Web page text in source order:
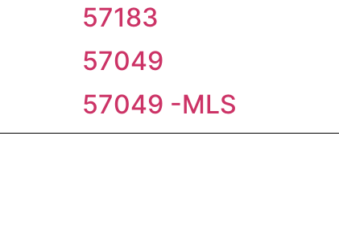
57183
57049
57049 -MLS